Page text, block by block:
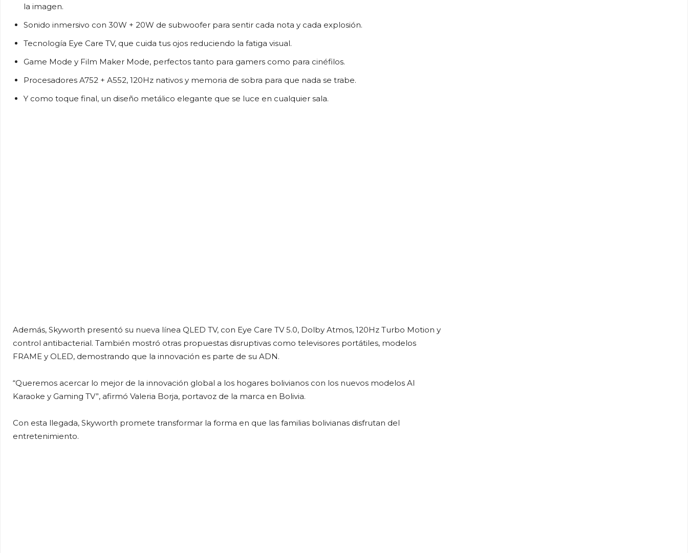
la imagen.
Sonido inmersivo con 30W + 20W de subwoofer para sentir cada nota y cada explosión.
Tecnología Eye Care TV, que cuida tus ojos reduciendo la fatiga visual.
Game Mode y Film Maker Mode, perfectos tanto para gamers como para cinéfilos.
Procesadores A752 + A552, 120Hz nativos y memoria de sobra para que nada se trabe.
Y como toque final, un diseño metálico elegante que se luce en cualquier sala.
Además, Skyworth presentó su nueva línea QLED TV, con Eye Care TV 5.0, Dolby Atmos, 120Hz Turbo Motion y
control antibacterial. También mostró otras propuestas disruptivas como televisores portátiles, modelos
FRAME y OLED, demostrando que la innovación es parte de su ADN.
“Queremos acercar lo mejor de la innovación global a los hogares bolivianos con los nuevos modelos AI
Karaoke y Gaming TV”, afirmó Valeria Borja, portavoz de la marca en Bolivia.
Con esta llegada, Skyworth promete transformar la forma en que las familias bolivianas disfrutan del
entretenimiento.